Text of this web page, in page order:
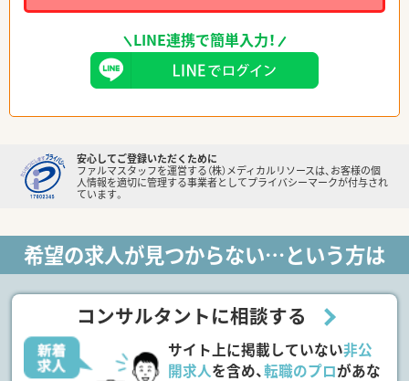
LINE連携で簡単入力！
安心してご登録いただくために
ファルマスタッフを運営する（株）メディカルリソースは、お客様の個
人情報を適切に管理する事業者としてプライバシーマークが付与され
ています。
希望の求人が見つからない…という方は
コンサルタントに相談する
サイト上に掲載していない非公
開求人を含め、転職のプロがあな